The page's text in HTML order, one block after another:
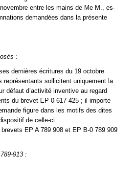
entre les mains de Me M., es-
demandées dans la présente
:
dernières écritures du 19 octobre
représentants sollicitent uniquement la
défaut d’activité inventive au regard
du brevet EP 0 617 425 ; il importe
figure dans les motifs des dites
de celle-ci.
EP A 789 908 et EP B-0 789 909
913 :